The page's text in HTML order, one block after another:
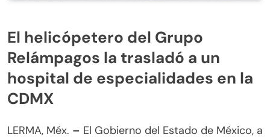
El helicópetero del Grupo
Relámpagos la trasladó a un
hospital de especialidades en la
CDMX
LERMA, Méx. – El Gobierno del Estado de México, a